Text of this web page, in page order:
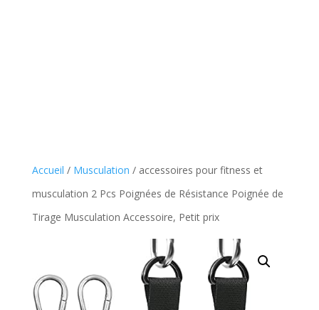
Accueil / Musculation / accessoires pour fitness et
musculation 2 Pcs Poignées de Résistance Poignée de
Tirage Musculation Accessoire, Petit prix